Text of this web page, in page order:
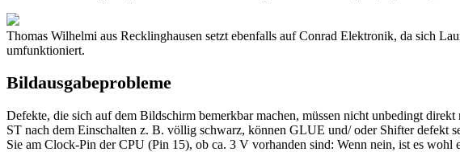
Thomas Wilhelmi aus Recklinghausen setzt ebenfalls auf Conrad Elektronik, da sich
umfunktioniert.
Bildausgabeprobleme
Defekte, die sich auf dem Bildschirm bemerkbar machen, müssen nicht unbedingt
ST nach dem Einschalten z. B. völlig schwarz, können GLUE und/ oder Shifter defekt
Sie am Clock-Pin der CPU (Pin 15), ob ca. 3 V vorhanden sind: Wenn nein, ist es